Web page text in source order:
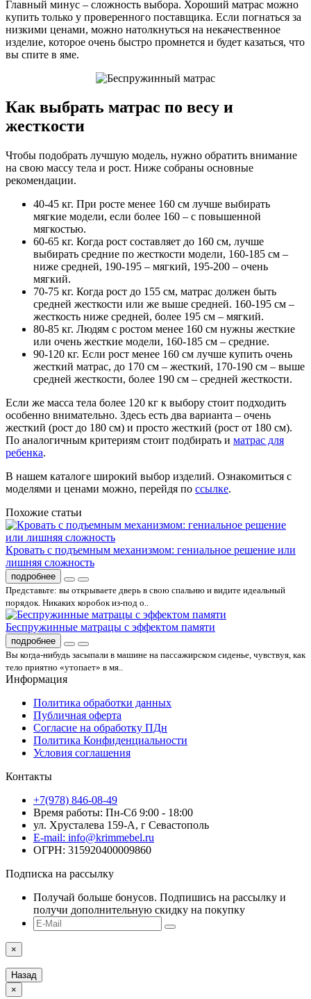
Главный минус – сложность выбора. Хороший матрас можно
купить только у проверенного поставщика. Если погнаться за
низкими ценами, можно натолкнуться на некачественное
изделие, которое очень быстро промнется и будет казаться, что
вы спите в яме.
Как выбрать матрас по весу и
жесткости
Чтобы подобрать лучшую модель, нужно обратить внимание
на свою массу тела и рост. Ниже собраны основные
рекомендации.
40-45 кг. При росте менее 160 см лучше выбирать
мягкие модели, если более 160 – с повышенной
мягкостью.
60-65 кг. Когда рост составляет до 160 см, лучше
выбирать средние по жесткости модели, 160-185 см –
ниже средней, 190-195 – мягкий, 195-200 – очень
мягкий.
70-75 кг. Когда рост до 155 см, матрас должен быть
средней жесткости или же выше средней. 160-195 см –
жесткость ниже средней, более 195 см – мягкий.
80-85 кг. Людям с ростом менее 160 см нужны жесткие
или очень жесткие модели, 160-185 см – средние.
90-120 кг. Если рост менее 160 см лучше купить очень
жесткий матрас, до 170 см – жесткий, 170-190 см – выше
средней жесткости, более 190 см – средней жесткости.
Если же масса тела более 120 кг к выбору стоит подходить
особенно внимательно. Здесь есть два варианта – очень
жесткий (рост до 180 см) и просто жесткий (рост от 180 см).
По аналогичным критериям стоит подбирать и матрас для
ребенка.
В нашем каталоге широкий выбор изделий. Ознакомиться с
моделями и ценами можно, перейдя по ссылке.
Похожие статьи
Кровать с подъемным механизмом: гениальное решение или
лишняя сложность
подробнее
Представьте: вы открываете дверь в свою спальню и видите идеальный
порядок. Никаких коробок из-под о..
Беспружинные матрацы с эффектом памяти
подробнее
Вы когда-нибудь засыпали в машине на пассажирском сиденье, чувствуя, как
тело приятно «утопает» в мя..
Информация
Политика обработки данных
Публичная оферта
Согласие на обработку ПДн
Политика Конфиденциальности
Условия соглашения
Контакты
+7(978) 846-08-49
Время работы: Пн-Сб 9:00 - 18:00
ул. Хрусталева 159-А, г Севастополь
E-mail: info@krimmebel.ru
ОГРН: 315920400009860
Подписка на рассылку
Получай больше бонусов. Подпишись на рассылку и
получи дополнительную скидку на покупку
×
Назад
×